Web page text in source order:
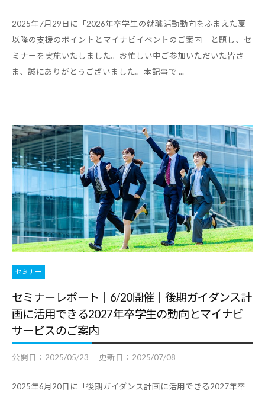
2025年7月29日に「2026年卒学生の就職活動動向をふまえた夏
以降の支援のポイントとマイナビイベントのご案内」と題し、セ
ミナーを実施いたしました。お忙しい中ご参加いただいた皆さ
ま、誠にありがとうございました。本記事で ...
セミナー
セミナーレポート｜6/20開催｜後期ガイダンス計
画に活用できる2027年卒学生の動向とマイナビ
サービスのご案内
公開日： 2025/05/23 更新日： 2025/07/08
2025年6月20日に「後期ガイダンス計画に活用できる2027年卒